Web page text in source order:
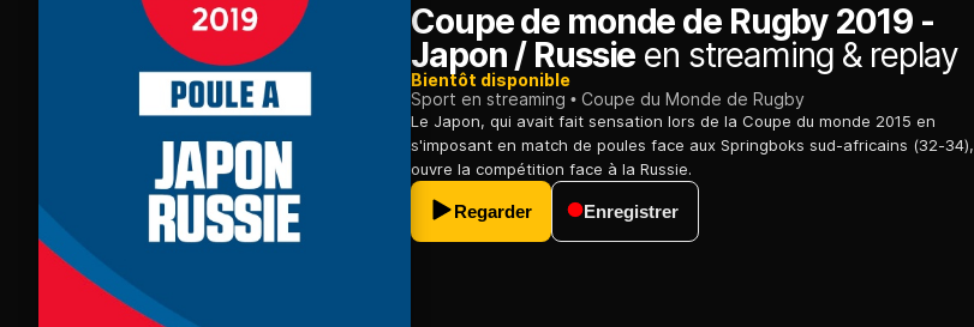
Coupe de monde de Rugby 2019 -
Japon / Russie en streaming & replay
Bientôt disponible
Sport en streaming
Coupe du Monde de Rugby
Le Japon, qui avait fait sensation lors de la Coupe du monde 2015 en
s'imposant en match de poules face aux Springboks sud-africains (32-34),
ouvre la compétition face à la Russie.
Regarder Enregistrer